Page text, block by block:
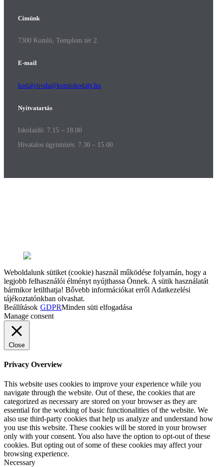
Címünk
7300 Komló, Templom tér 2.
E-mail
kodalyiroda@komlokodaly.hu
Nyitvatartás
Iskolaidő: 7.15 – 18.00
Hivatalos ügyintézés: 7.30 – 15.00
Weboldalunk sütiket (cookie) használ működése folyamán, hogy a
legjobb felhasználói élményt nyújthassa Önnek. A sütik használatát
bármikor letilthatja! Bővebb információkat erről Adatkezelési
tájékoztatónkban olvashat.
Beállítások GDPRMinden süti elfogadása
Manage consent
Close
Privacy Overview
This website uses cookies to improve your experience while you
navigate through the website. Out of these, the cookies that are
categorized as necessary are stored on your browser as they are
essential for the working of basic functionalities of the website. We
also use third-party cookies that help us analyze and understand how
you use this website. These cookies will be stored in your browser
only with your consent. You also have the option to opt-out of these
cookies. But opting out of some of these cookies may affect your
browsing experience.
Necessary